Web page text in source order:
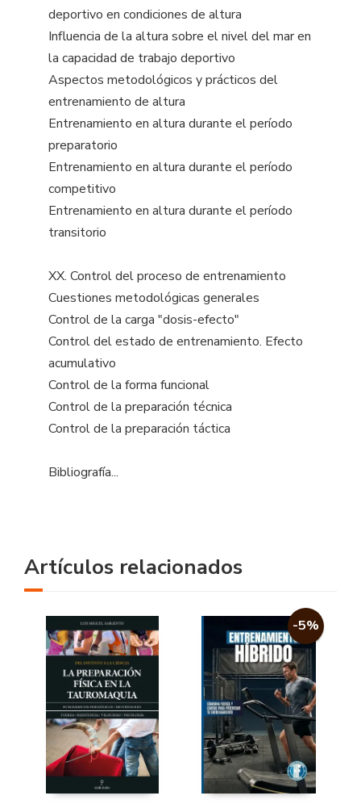
deportivo en condiciones de altura
Influencia de la altura sobre el nivel del mar en
la capacidad de trabajo deportivo
Aspectos metodológicos y prácticos del
entrenamiento de altura
Entrenamiento en altura durante el período
preparatorio
Entrenamiento en altura durante el período
competitivo
Entrenamiento en altura durante el período
transitorio
XX. Control del proceso de entrenamiento
Cuestiones metodológicas generales
Control de la carga "dosis-efecto"
Control del estado de entrenamiento. Efecto
acumulativo
Control de la forma funcional
Control de la preparación técnica
Control de la preparación táctica
Bibliografía...
Artículos relacionados
-5%